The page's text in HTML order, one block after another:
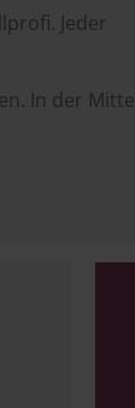
Jeder
In der Mitte